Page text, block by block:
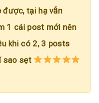
được, tại hạ vẫn
1 cái post mới nên
khi có 2, 3 posts
sao sẹt